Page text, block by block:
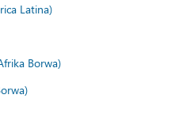
Latina)
Borwa)